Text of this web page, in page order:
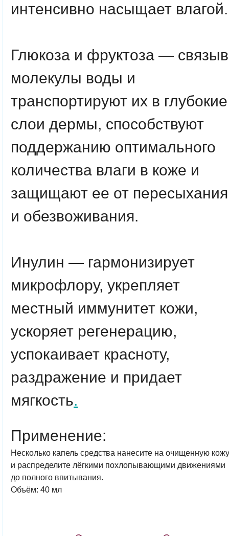
интенсивно насыщает влагой.
Глюкоза и фруктоза —
молекулы воды и
транспортируют их в глубокие
слои дермы, способствуют
поддержанию оптимального
количества влаги в коже и
защищают ее от пересыхания
и обезвоживания.
Инулин — гармонизирует
микрофлору, укрепляет
местный иммунитет кожи,
ускоряет регенерацию,
успокаивает красноту,
раздражение и придает
мягкость.
Применение:
Несколько капель средства нанесите на очищенную кожу
и распределите лёгкими похлопывающими движениями
до полного впитывания.
Объём: 40 мл